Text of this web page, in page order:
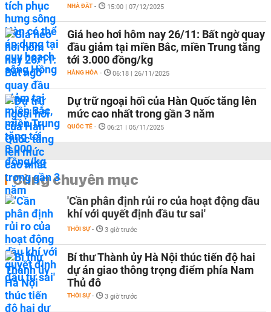
NHÀ ĐẤT - 15:00 | 07/12/2025
Giá heo hơi hôm nay 26/11: Bất ngờ quay
đầu giảm tại miền Bắc, miền Trung tăng
tới 3.000 đồng/kg
HÀNG HÓA - 06:18 | 26/11/2025
Dự trữ ngoại hối của Hàn Quốc tăng lên
mức cao nhất trong gần 3 năm
QUỐC TẾ - 06:21 | 05/11/2025
Cùng chuyên mục
'Cần phân định rủi ro của hoạt động dầu
khí với quyết định đầu tư sai'
THỜI SỰ - 3 giờ trước
Bí thư Thành ủy Hà Nội thúc tiến độ hai
dự án giao thông trọng điểm phía Nam
Thủ đô
THỜI SỰ - 3 giờ trước